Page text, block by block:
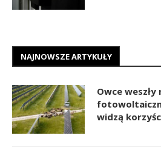
NAJNOWSZE ARTYKUŁY
Owce
widzą